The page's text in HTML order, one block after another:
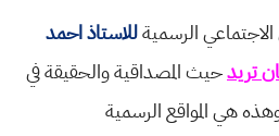
الرسميةللاستاذ احمد
تريدحيث المصداقية والحقيقة في
هي المواقع الرسمية